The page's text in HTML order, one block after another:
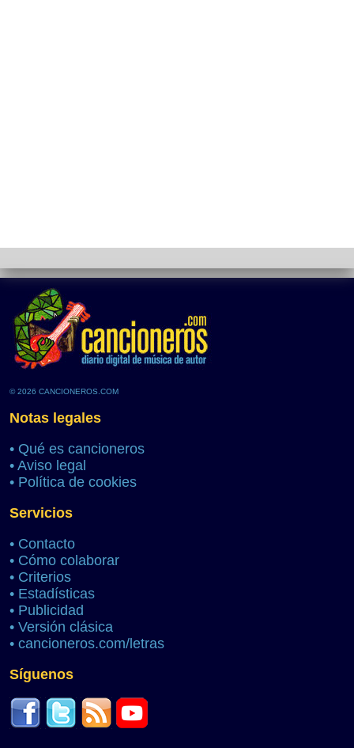
© 2026 CANCIONEROS.COM
Notas legales
• Qué es cancioneros
• Aviso legal
• Política de cookies
Servicios
• Contacto
• Cómo colaborar
• Criterios
• Estadísticas
• Publicidad
• Versión clásica
• cancioneros.com/letras
Síguenos